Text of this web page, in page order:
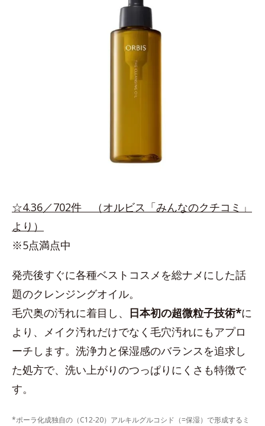
☆4.36／702件 （オルビス「みんなのクチコミ」
より）
※5点満点中
発売後すぐに各種ベストコスメを総ナメにした話
題のクレンジングオイル。
毛穴奥の汚れに着目し、 日本初の超微粒子技術*に
より、メイク汚れだけでなく毛穴汚れにもアプロ
ーチします。洗浄力と保湿感のバランスを追求し
た処方で、洗い上がりのつっぱりにくさも特徴で
す。
*ポーラ化成独自の（C12-20）アルキルグルコシド（=保湿）で形成するミ